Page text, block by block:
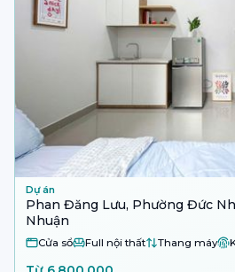
Dự án
Phan Đăng Lưu, Phường Đức
Nhuận
Cửa sổ Full nội thất Thang máy